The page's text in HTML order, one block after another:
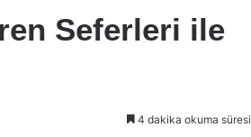
Seferleri ile
4 dakika okuma süresi